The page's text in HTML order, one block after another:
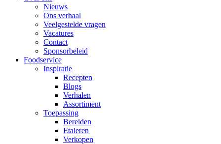
Nieuws
Ons verhaal
Veelgestelde vragen
Vacatures
Contact
Sponsorbeleid
Foodservice
Inspiratie
Recepten
Blogs
Verhalen
Assortiment
Toepassing
Bereiden
Etaleren
Verkopen